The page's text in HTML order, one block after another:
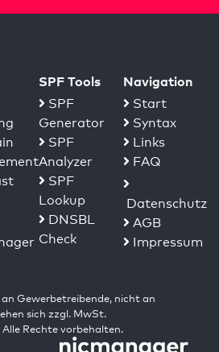
SPF Tools
SPF
Generator
SPF
Analyzer
SPF
Lookup
DNSBL
Check
Navigation
Start
Syntax
Links
FAQ
Datenschutz
AGB
Impressum
Gewerbetreibende, nicht an
sich zzgl. MwSt.
Rechte vorbehalten.